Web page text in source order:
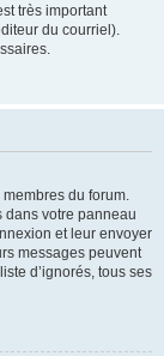
très important
du courriel).
du forum.
dans votre panneau
et leur envoyer
messages peuvent
d’ignorés, tous ses